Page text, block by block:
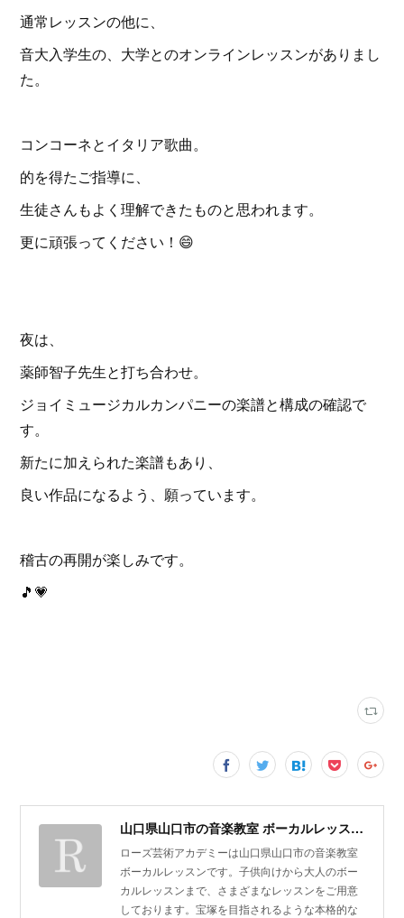
通常レッスンの他に、
音大入学生の、大学とのオンラインレッスンがありまし
た。
コンコーネとイタリア歌曲。
的を得たご指導に、
生徒さんもよく理解できたものと思われます。
更に頑張ってください！😄
夜は、
薬師智子先生と打ち合わせ。
ジョイミュージカルカンパニーの楽譜と構成の確認で
す。
新たに加えられた楽譜もあり、
良い作品になるよう、願っています。
稽古の再開が楽しみです。
🎵💗
山口県山口市の音楽教室 ボーカルレッスン | ローズ芸術アカデミー
ローズ芸術アカデミーは山口県山口市の音楽教室
ボーカルレッスンです。子供向けから大人のボー
カルレッスンまで、さまざまなレッスンをご用意
しております。宝塚を目指されるような本格的な